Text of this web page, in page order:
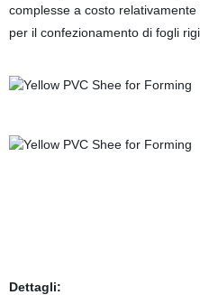
complesse a costo
per il confezionamento di fogli
Dettagli: